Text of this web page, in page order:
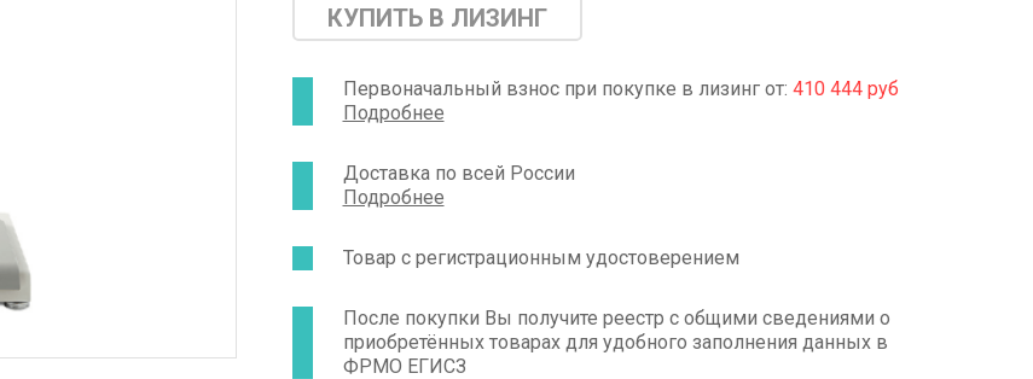
КУПИТЬ В ЛИЗИНГ
Первоначальный взнос при покупке в лизинг от: 410 444 руб
Подробнее
Доставка по всей России
Подробнее
Товар с регистрационным удостоверением
После покупки Вы получите реестр с общими сведениями о
приобретённых товарах для удобного заполнения данных в
ФРМО ЕГИСЗ